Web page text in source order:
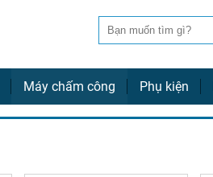
Máy chấm công Phụ kiện